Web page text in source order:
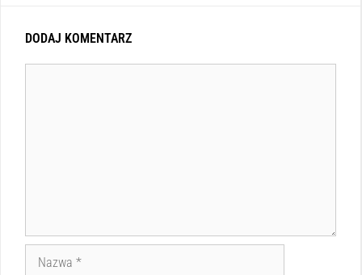
DODAJ KOMENTARZ